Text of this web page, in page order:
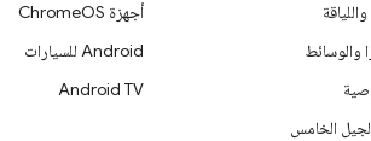
والوسائط
الخامس
أجهزة ChromeOS
Android للسيارات
Android TV